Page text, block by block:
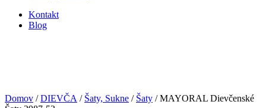
Kontakt
Blog
Domov /DIEVČA / Šaty, Sukne / Šaty / MAYORAL Dievčenské